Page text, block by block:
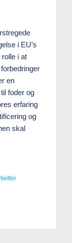
i EU’s
i at
en
foder og
erfaring
og
skal